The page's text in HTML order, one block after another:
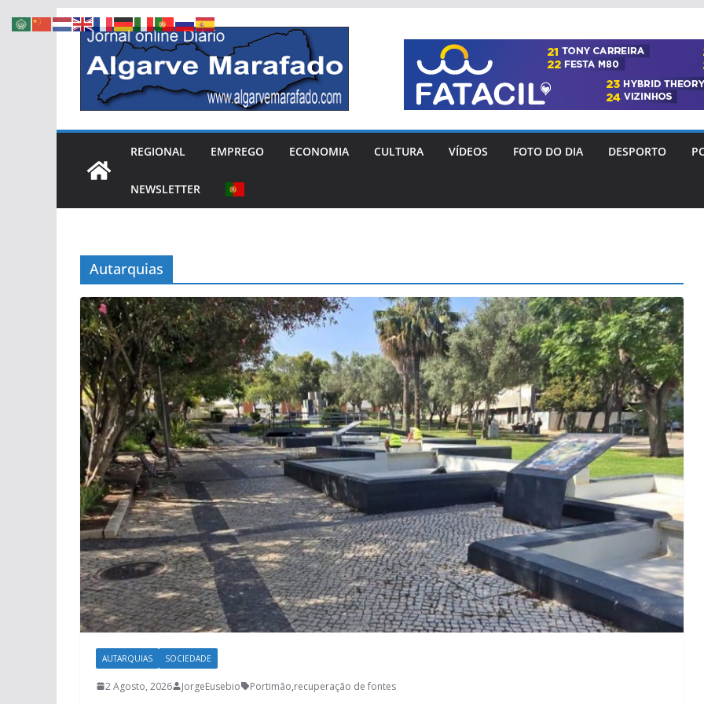
Skip
content
REGIONAL EMPREGO ECONOMIA CULTURA VÍDEOS FOTO DO DIA DESPORTO
NEWSLETTER
Autarquias
AUTARQUIAS SOCIEDADE
2 Agosto, 2026 JorgeEusebio Portimão,recuperação de fontes